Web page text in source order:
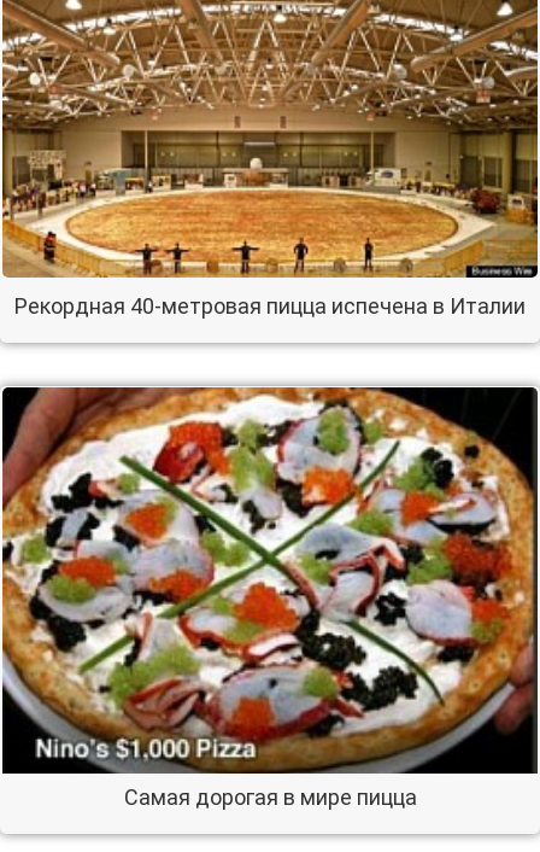
Рекордная 40-метровая пицца испечена в Италии
Самая дорогая в мире пицца